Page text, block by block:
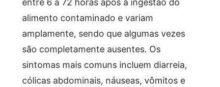
alimento contaminado e variam
amplamente, sendo que algumas vezes
são completamente ausentes. Os
sintomas mais comuns incluem diarreia,
cólicas abdominais, náuseas, vômitos e